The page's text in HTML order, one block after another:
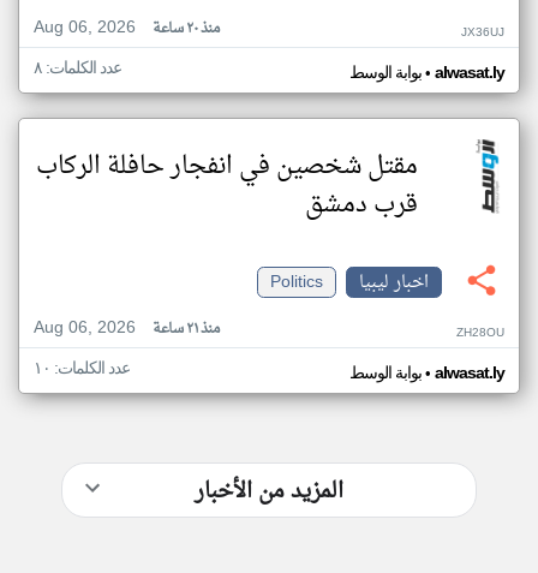
Aug 06, 2026
منذ ٢٠ ساعة JX36UJ
بوابة الوسط• alwasat.ly عدد الكلمات: ٨
مقتل شخصين في انفجار حافلة الركاب
قرب دمشق
اخبار ليبيا
Politics
Aug 06, 2026
منذ ٢١ ساعة ZH28OU
بوابة الوسط• alwasat.ly عدد الكلمات: ١٠
المزيد من الأخبار